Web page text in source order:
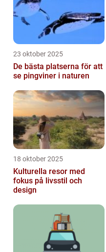
23 oktober 2025
De bästa platserna för att
se pingviner i naturen
18 oktober 2025
Kulturella resor med
fokus på livsstil och
design